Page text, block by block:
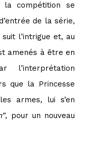
la compétition se
de la série,
l’intrigue et, au
amenés à être en
l’interprétation
que la Princesse
armes, lui s’en
, pour un nouveau